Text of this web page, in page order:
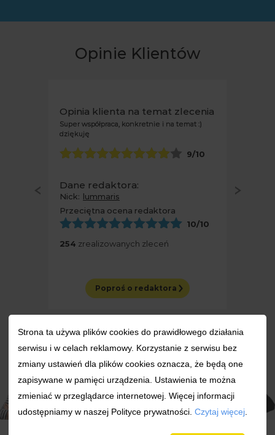
Opinie Klientów
Opinia klienta na temat zlecenia
Super współpraca, konkretnie i na temat :)
dziękuję
9/10
Dane redaktora:
Nick: lummaris
Przeciętna ocena redaktora
10/10
254 zrealizowanych zleceń
Poproś o redaktora
Strona ta używa plików cookies do prawidłowego działania
serwisu i w celach reklamowy. Korzystanie z serwisu bez
zmiany ustawień dla plików cookies oznacza, że będą one
zapisywane w pamięci urządzenia. Ustawienia te można
zmieniać w przeglądarce internetowej. Więcej informacji
udostępniamy w naszej Polityce prywatności. Czytaj więcej